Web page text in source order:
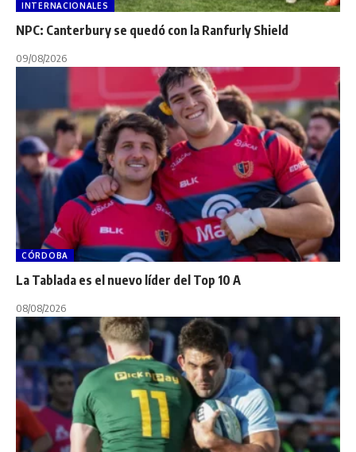
INTERNACIONALES
NPC: Canterbury se quedó con la Ranfurly Shield
09/08/2026
CÓRDOBA
La Tablada es el nuevo líder del Top 10 A
08/08/2026